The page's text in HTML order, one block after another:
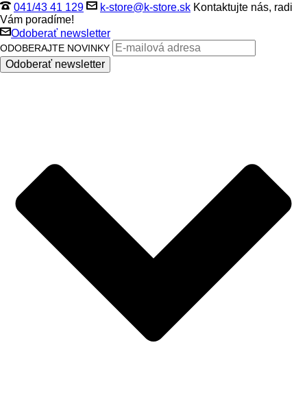
041/43 41 129 k-store@k-store.sk Kontaktujte nás, radi
Vám poradíme!
Odoberať newsletter
ODOBERAJTE NOVINKY